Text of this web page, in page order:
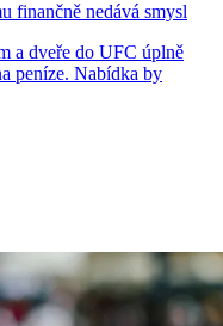
finančně nedává smysl
a dveře do UFC úplně
peníze. Nabídka by